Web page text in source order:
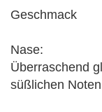
Geschmack
Nase:
Überraschend
süßlichen